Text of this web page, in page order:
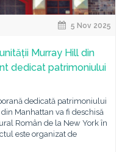
5 Nov 2025
Murray Hill din
dedicat patrimoniului
dedicată patrimoniului
Manhattan va fi deschisă
Român de la New York în
este organizat de